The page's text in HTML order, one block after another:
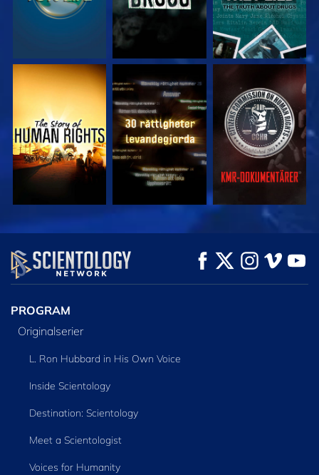
TITTA TITTA TITTA
TITTA
UTFORSKA
SERIEN
PROGRAM
Originalserier
L. Ron Hubbard in His Own Voice
Inside Scientology
Destination: Scientology
Meet a Scientologist
Voices for Humanity